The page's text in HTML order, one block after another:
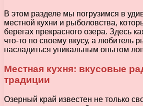
В этом разделе мы погрузимся в
местной кухни и рыболовства,
берегах прекрасного озера. Здесь
что-то по своему вкусу, а любитель
насладиться уникальным опытом
Местная кухня: вкусовые
традиции
Озерный край известен не только